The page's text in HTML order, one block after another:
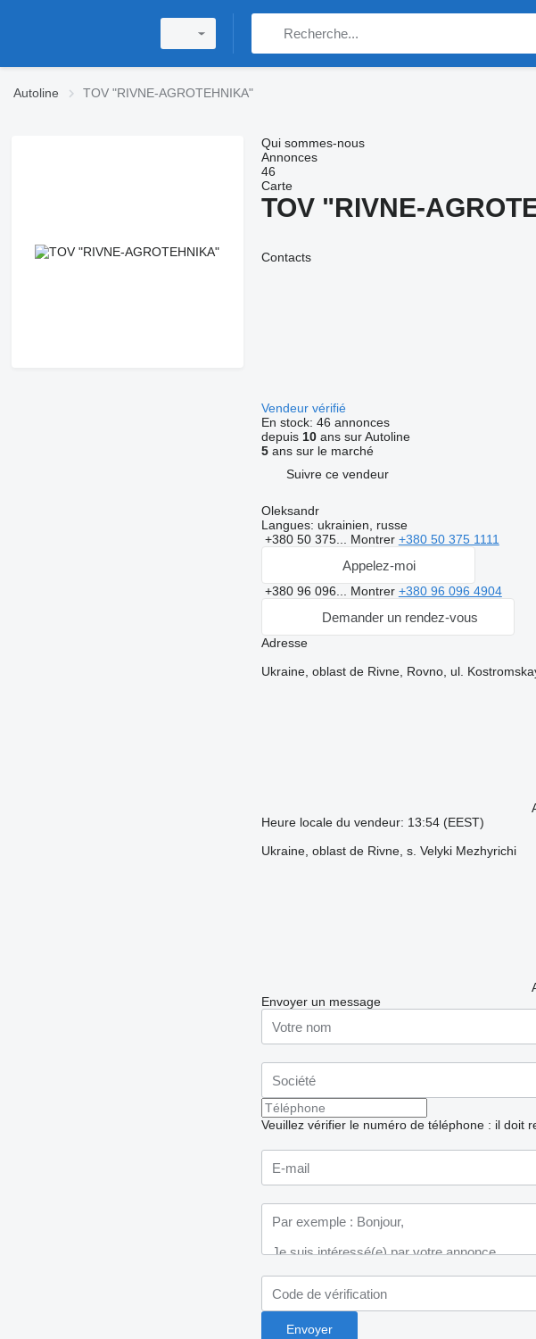
Autoline TOV "RIVNE-AGROTEHNIKA"
Qui sommes-nous
Annonces
46
Carte
TOV "RIVNE-
Contacts
Vendeur vérifié
En stock: 46 annonces
depuis 10ans sur Autoline
5ans sur le marché
Suivre ce vendeur
Oleksandr
Langues: ukrainien, russe
+380 50 375... Montrer +380 50 375 1111
Appelez-moi
+380 96 096... Montrer +380 96 096 4904
Demander un rendez-vous
Adresse
Ukraine, oblast de Rivne, Rovno, ul.
Heure locale du vendeur: 13:54 (EEST)
Ukraine, oblast de Rivne, s. Velyki Mezhyrichi
Envoyer un message
Veuillez vérifier le numéro de téléphone : il doit